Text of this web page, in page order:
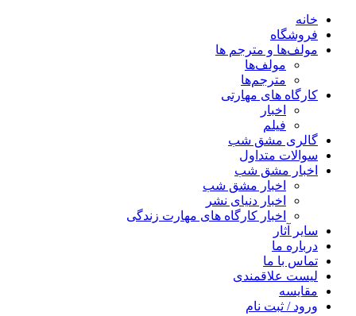
خانه
فروشگاه
مولف‌ها و مترجم ها
مولف‌ها
مترجم‌ها
کارگاه های مهارتی
اخبار
فیلم
گالری مشق شب
سوالات متداول
اخبار مشق شب
اخبار مشق شب
اخبار دنیای نشر
اخبار کارگاه های مهارت زندگی
سایر آثار
درباره ما
تماس با ما
لیست علاقمندی
مقایسه
ورود / ثبت نام